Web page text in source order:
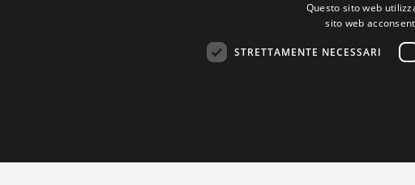
Questo sito web
sito web
STRETTAMENTE NECESSARI